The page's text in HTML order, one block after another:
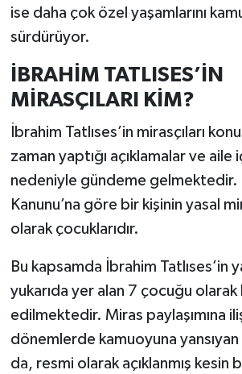
ise daha çok özel yaşamlarını
sürdürüyor.
İBRAHİM TATLISES’İN
MİRASÇILARI KİM?
İbrahim Tatlıses’in mirasçıları
zaman yaptığı açıklamalar ve aile
nedeniyle gündeme gelmektedir.
Kanunu’na göre bir kişinin yasal
olarak çocuklarıdır.
Bu kapsamda İbrahim Tatlıses’in
yukarıda yer alan 7 çocuğu olarak
edilmektedir. Miras paylaşımına
dönemlerde kamuoyuna
da, resmi olarak açıklanmış kesin